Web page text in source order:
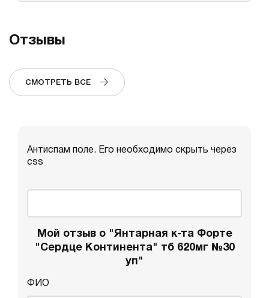
Отзывы
СМОТРЕТЬ ВСЕ
Антиспам поле. Его необходимо скрыть через
css
Мой отзыв о "Янтарная к-та Форте
"Сердце Континента" тб 620мг №30
уп"
ФИО